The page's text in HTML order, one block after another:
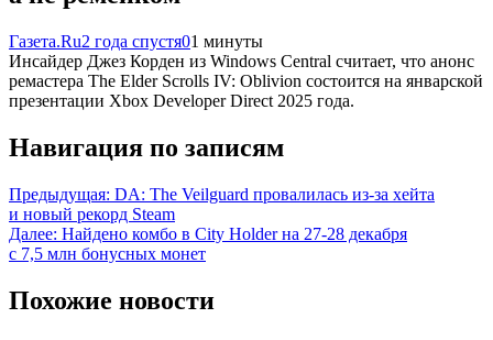
Газета.Ru2 года спустя01 минуты
Инсайдер Джез Корден из Windows Central считает, что анонс
ремастера The Elder Scrolls IV: Oblivion состоится на январской
презентации Xbox Developer Direct 2025 года.
Навигация по записям
Предыдущая: DA: The Veilguard провалилась из-за хейта
и новый рекорд Steam
Далее: Найдено комбо в City Holder на 27-28 декабря
с 7,5 млн бонусных монет
Похожие новости